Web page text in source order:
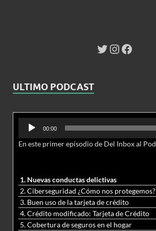
ULTIMO PODCAST
Reproductor
audio
00:00
1. Nuevas conductas delictivas
2. Ciberseguridad ¿Cómo nos protegemos?
3. Buen uso de la tarjeta de crédito
4. Crédito modificado: Tarjeta de Crédito
5. Cobertura de seguros en el hogar